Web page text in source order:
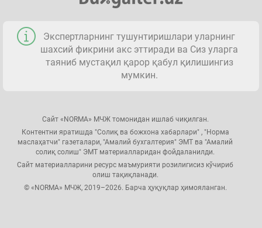
Экспертларнинг тушунтиришлари уларнинг
шахсий фикрини акс эттиради ва Сиз уларга
таяниб мустақил қарор қабул қилишингиз
мумкин.
Сайт «NORMA» МЧЖ томонидан ишлаб чиқилган.
Контентни яратишда "Солиқ ва божхона хабарлари" , "Норма
маслаҳатчи" газеталари, "Амалий бухгалтерия" ЭМТ ва "Амалий
солиқ солиш" ЭМТ материалларидан фойдаланилди.
Сайт материалларини ресурс маъмурияти розилигисиз кўчириб
олиш тақиқланади.
© «NORMA» МЧЖ, 2019–2026. Барча ҳуқуқлар ҳимояланган.